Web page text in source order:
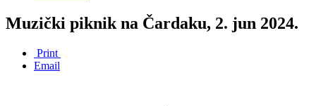
Muzički piknik na Čardaku, 2. jun 2024.
Print
Email